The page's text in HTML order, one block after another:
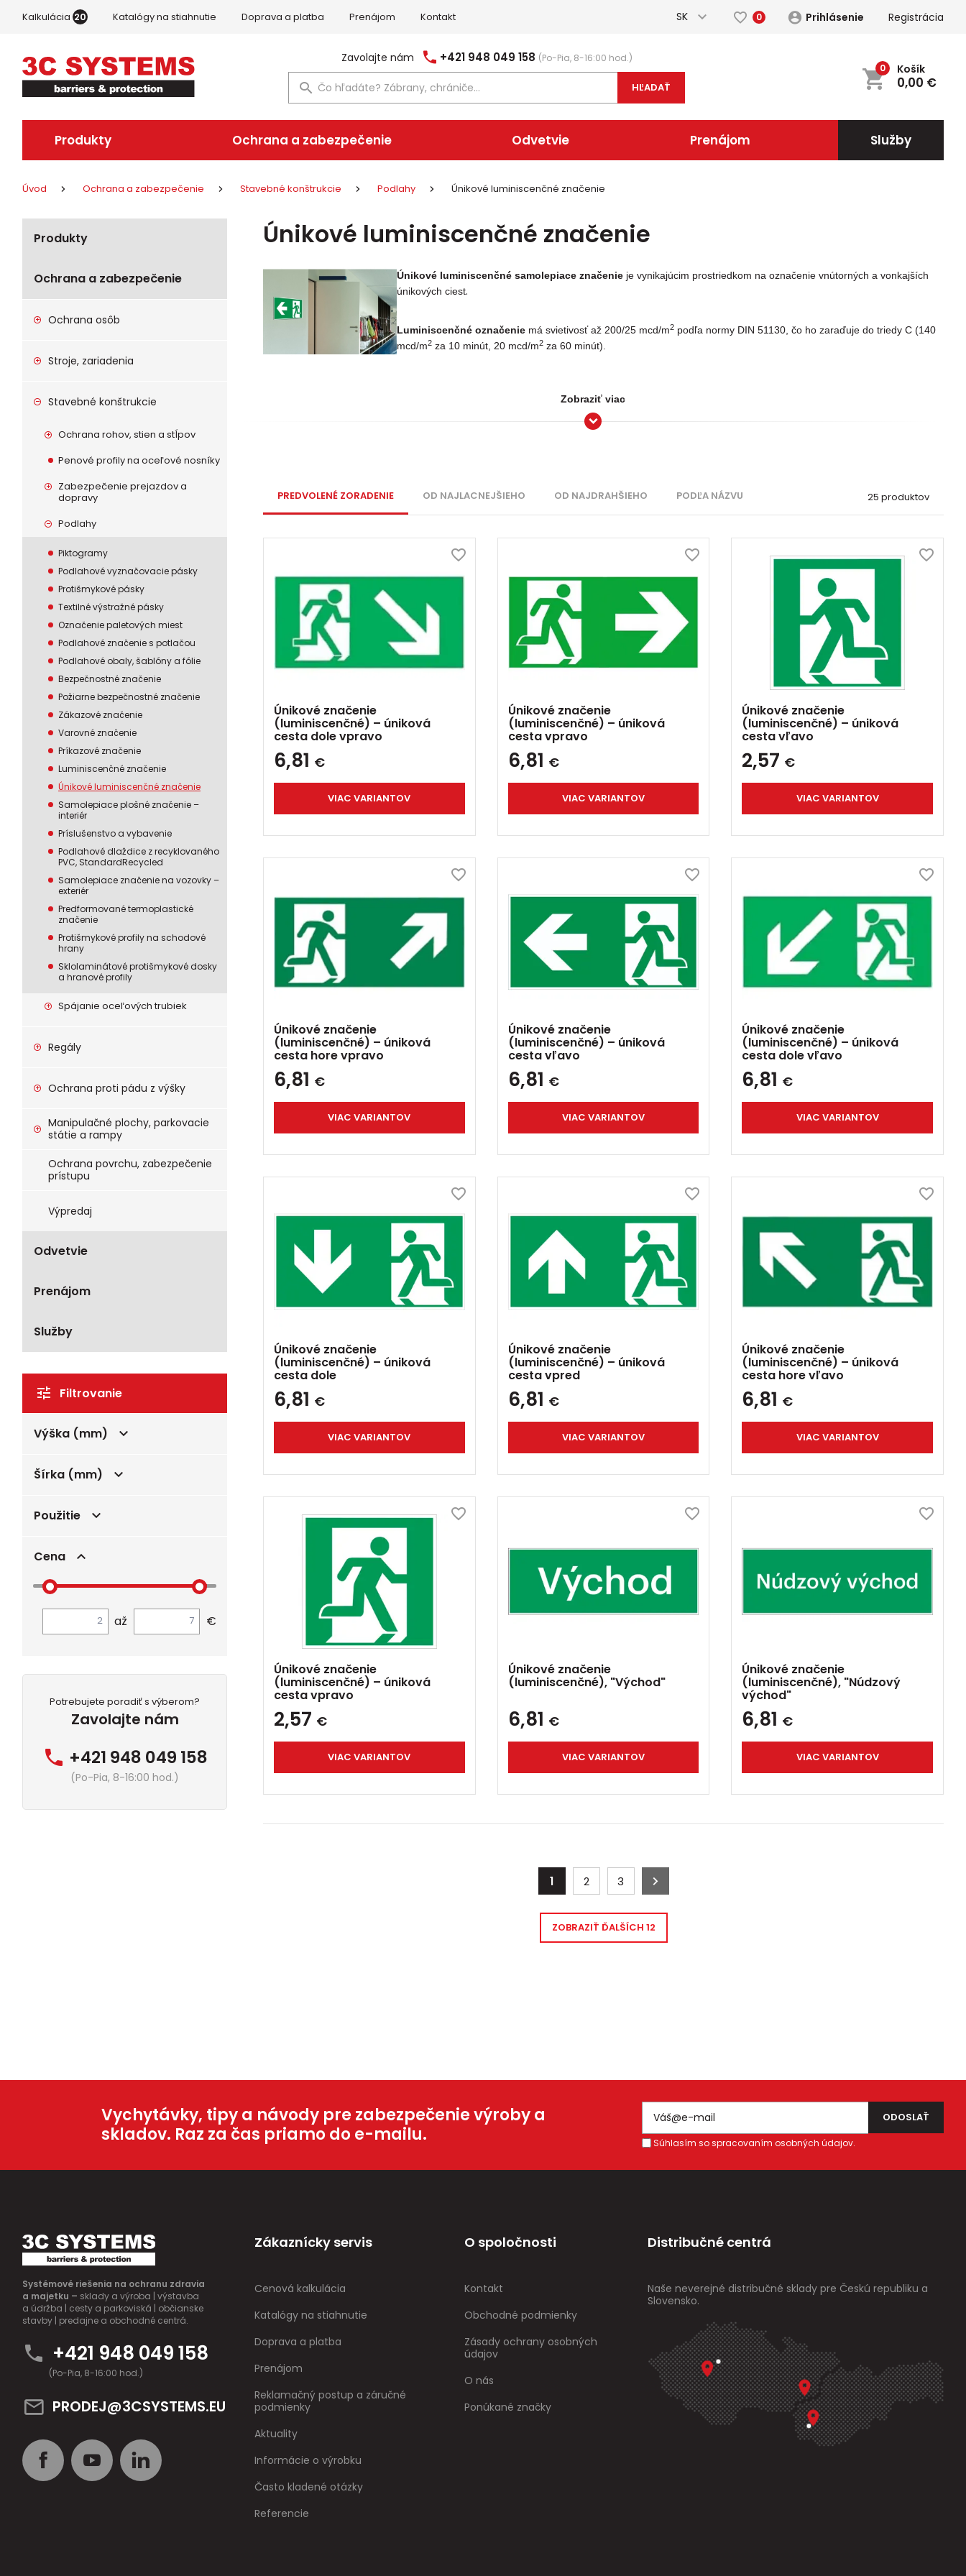
Kalkulácia 20 Katalógy na stiahnutie Doprava a platba Prenájom Kontakt SK 0 Prihlásenie Registrácia
Zavolajte nám +421 948 049 158 (Po-Pia, 8-16:00 hod.)
HĽADAŤ
Košík
0,00 €
0
Produkty Ochrana a zabezpečenie Odvetvie Prenájom Služby
Úvod Ochrana a zabezpečenie Stavebné konštrukcie Podlahy Únikové luminiscenčné značenie
Produkty
Ochrana a zabezpečenie
Ochrana osôb
Stroje, zariadenia
Stavebné konštrukcie
Ochrana rohov, stien a stĺpov
Penové profily na oceľové nosníky
Zabezpečenie prejazdov a
dopravy
Podlahy
Piktogramy
Podlahové vyznačovacie pásky
Protišmykové pásky
Textilné výstražné pásky
Označenie paletových miest
Podlahové značenie s potlačou
Podlahové obaly, šablóny a fólie
Bezpečnostné značenie
Požiarne bezpečnostné značenie
Zákazové značenie
Varovné značenie
Príkazové značenie
Luminiscenčné značenie
Únikové luminiscenčné značenie
Samolepiace plošné značenie –
interiér
Príslušenstvo a vybavenie
Podlahové dlaždice z recyklovaného
PVC, StandardRecycled
Samolepiace značenie na vozovky –
exteriér
Predformované termoplastické
značenie
Protišmykové profily na schodové
hrany
Sklolaminátové protišmykové dosky
a hranové profily
Spájanie oceľových trubiek
Regály
Ochrana proti pádu z výšky
Manipulačné plochy, parkovacie
státie a rampy
Ochrana povrchu, zabezpečenie
prístupu
Výpredaj
Odvetvie
Prenájom
Služby
Filtrovanie
Výška (mm)
Šírka (mm)
Použitie
Cena
až €
Potrebujete poradiť s výberom?
Zavolajte nám
+421 948 049 158
(Po-Pia, 8-16:00 hod.)
Únikové luminiscenčné značenie
Únikové luminiscenčné samolepiace značenieje vynikajúcim prostriedkom na označenie vnútorných a vonkajších
únikových ciest.
Luminiscenčné označenie má svietivosť až 200/25 mcd/m2podľa normy DIN 51130, čo ho zaraďuje do triedy C (140
mcd/m2za 10 minút, 20 mcd/m2za 60 minút).
Zobraziť viac
PREDVOLENÉ ZORADENIE OD NAJLACNEJŠIEHO OD NAJDRAHŠIEHO PODĽA NÁZVU 25 produktov
Únikové značenie
(luminiscenčné) – úniková
cesta dole vpravo
6,81 €
VIAC VARIANTOV
Únikové značenie
(luminiscenčné) – úniková
cesta vpravo
6,81 €
VIAC VARIANTOV
Únikové značenie
(luminiscenčné) – úniková
cesta vľavo
2,57 €
VIAC VARIANTOV
Únikové značenie
(luminiscenčné) – úniková
cesta hore vpravo
6,81 €
VIAC VARIANTOV
Únikové značenie
(luminiscenčné) – úniková
cesta vľavo
6,81 €
VIAC VARIANTOV
Únikové značenie
(luminiscenčné) – úniková
cesta dole vľavo
6,81 €
VIAC VARIANTOV
Únikové značenie
(luminiscenčné) – úniková
cesta dole
6,81 €
VIAC VARIANTOV
Únikové značenie
(luminiscenčné) – úniková
cesta vpred
6,81 €
VIAC VARIANTOV
Únikové značenie
(luminiscenčné) – úniková
cesta hore vľavo
6,81 €
VIAC VARIANTOV
Únikové značenie
(luminiscenčné) – úniková
cesta vpravo
2,57 €
VIAC VARIANTOV
Únikové značenie
(luminiscenčné), "Východ"
6,81 €
VIAC VARIANTOV
Únikové značenie
(luminiscenčné), "Núdzový
východ"
6,81 €
VIAC VARIANTOV
1 2 3
ZOBRAZIŤ ĎALŠÍCH 12
Vychytávky, tipy a návody pre zabezpečenie výroby a
skladov. Raz za čas priamo do e-mailu.
Súhlasím so spracovaním osobných údajov.
Systémové riešenia na ochranu zdravia
a majetku – sklady a výroba | výstavba
a údržba | cesty a parkoviská | občianske
stavby | predajne a obchodné centrá.
+421 948 049 158
(Po-Pia, 8-16:00 hod.)
PRODEJ@3CSYSTEMS.EU
Zákaznícky servis
Cenová kalkulácia
Katalógy na stiahnutie
Doprava a platba
Prenájom
Reklamačný postup a záručné
podmienky
Aktuality
Informácie o výrobku
Často kladené otázky
Referencie
O spoločnosti
Kontakt
Obchodné podmienky
Zásady ochrany osobných
údajov
O nás
Ponúkané značky
Distribučné centrá
Naše neverejné distribučné sklady pre Českú republiku a
Slovensko.